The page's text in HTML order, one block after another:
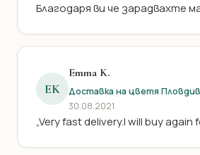
Благодаря ви че зарадвахте
EK
Emma K.
Доставка на цветя Пловдив
30.08.2021
„Very fast delivery.I will buy again